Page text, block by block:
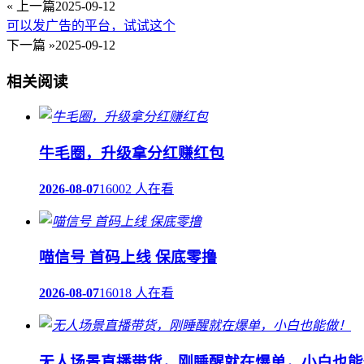
« 上一篇2025-09-12
可以发广告的平台，试试这个
下一篇 »2025-09-12
相关阅读
牛毛圈，升级拿分红赚红包
2026-08-0716002 人在看
喵信号 首码上线 保底零撸
2026-08-0716018 人在看